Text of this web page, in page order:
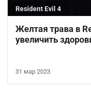
Resident Evil 4
Желтая трава в
увеличить
31 мар 2023